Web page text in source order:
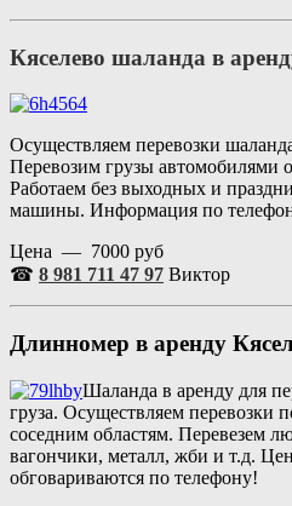
Кяселево шаланда в
Осуществляем перевозки
Перевозим грузы автомобилями
Работаем без выходных и
машины. Информация по
Цена — 7000 руб
☎ 8 981 711 47 97 Виктор
Длинномер в аренду
Шаланда в аренду для
груза. Осуществляем перевозки
соседним областям. Перевезем
вагончики, металл, жби и т.д.
обговариваются по телефону!